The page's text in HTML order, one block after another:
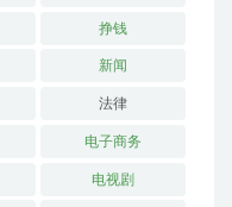
挣钱
新闻
法律
电子商务
电视剧